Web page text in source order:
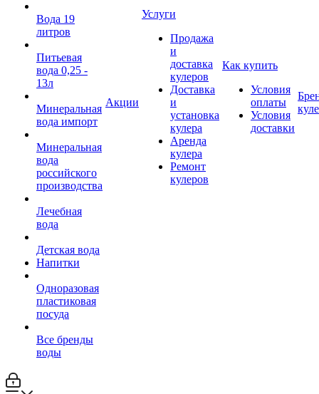
Вода 19
литров
Питьевая
вода 0,25 -
13л
Минеральная
вода импорт
Минеральная
вода
российского
производства
Лечебная
вода
Детская вода
Напитки
Одноразовая
пластиковая
посуда
Все бренды
воды
Акции
Услуги
Продажа
и
доставка
кулеров
Доставка
и
установка
кулера
Аренда
кулера
Ремонт
кулеров
Как купить
Условия
оплаты
Условия
доставки